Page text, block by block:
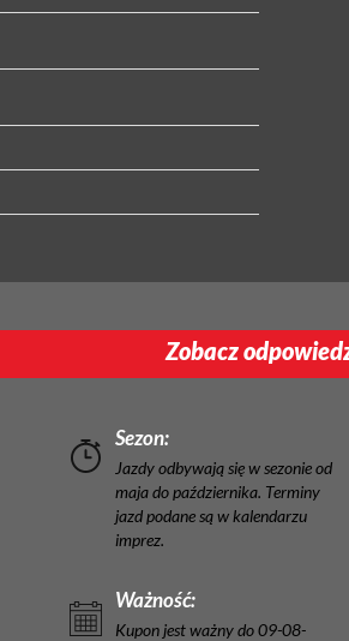
Zobacz
Sezon:
Jazdy odbywają się w sezonie od
maja do października. Terminy
jazd podane są w kalendarzu
imprez.
Ważność:
Kupon jest ważny do 09-08-